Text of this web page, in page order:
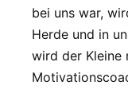
bei uns war,
Herde und in
wird der Kleine